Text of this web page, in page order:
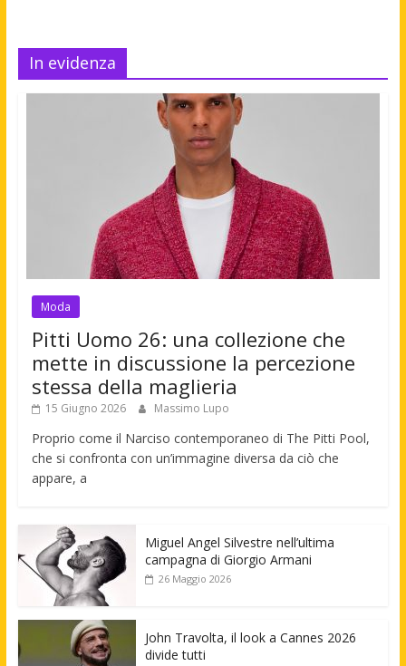
In evidenza
Moda
Pitti Uomo 26: una collezione che
mette in discussione la percezione
stessa della maglieria
15 Giugno 2026 Massimo Lupo
Proprio come il Narciso contemporaneo di The Pitti Pool,
che si confronta con un’immagine diversa da ciò che
appare, a
Miguel Angel Silvestre nell’ultima
campagna di Giorgio Armani
26 Maggio 2026
John Travolta, il look a Cannes 2026
divide tutti